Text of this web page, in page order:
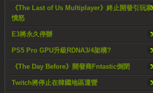
《The Last of Us Multiplayer》終止開發引玩家
憤怒
E3將永久停辦
PS5 Pro GPU升級RDNA3/4架構?
《The Day Before》開發商Fntastic倒閉
Twitch將停止在韓國地區運營